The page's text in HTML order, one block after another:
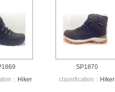
： Hiker
SP1870
classification： Hiker